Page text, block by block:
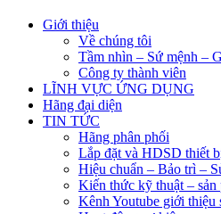
Giới thiệu
Về chúng tôi
Tầm nhìn – Sứ mệnh –
Công ty thành viên
LĨNH VỰC ỨNG DỤNG
Hãng đại diện
TIN TỨC
Hãng phân phối
Lắp đặt và HDSD thiết
Hiệu chuẩn – Bảo trì –
Kiến thức kỹ thuật – sản
Kênh Youtube giới thiệu